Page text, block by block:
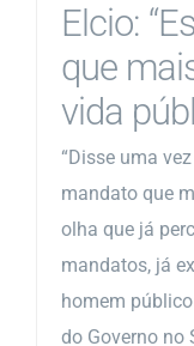
Elcio:
que
vida
“Disse uma
mandato que
olha que já
mandatos, já
homem
do Governo no